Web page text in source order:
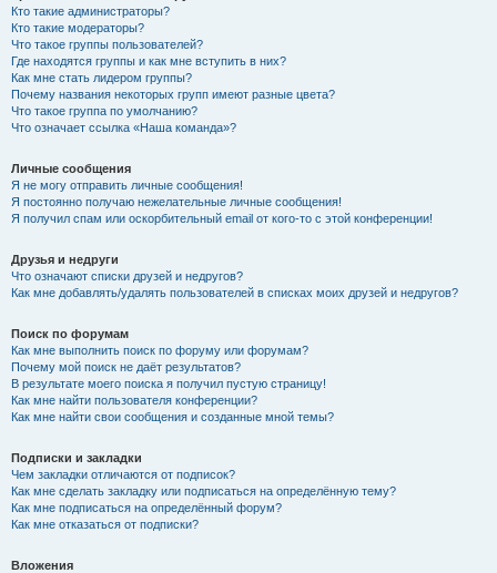
Кто такие администраторы?
Кто такие модераторы?
Что такое группы пользователей?
Где находятся группы и как мне вступить в них?
Как мне стать лидером группы?
Почему названия некоторых групп имеют разные цвета?
Что такое группа по умолчанию?
Что означает ссылка «Наша команда»?
Личные сообщения
Я не могу отправить личные сообщения!
Я постоянно получаю нежелательные личные сообщения!
Я получил спам или оскорбительный email от кого-то с этой конференции!
Друзья и недруги
Что означают списки друзей и недругов?
Как мне добавлять/удалять пользователей в списках моих друзей и недругов?
Поиск по форумам
Как мне выполнить поиск по форуму или форумам?
Почему мой поиск не даёт результатов?
В результате моего поиска я получил пустую страницу!
Как мне найти пользователя конференции?
Как мне найти свои сообщения и созданные мной темы?
Подписки и закладки
Чем закладки отличаются от подписок?
Как мне сделать закладку или подписаться на определённую тему?
Как мне подписаться на определённый форум?
Как мне отказаться от подписки?
Вложения